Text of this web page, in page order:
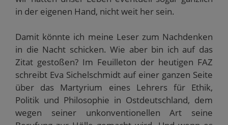
in der eigenen Hand, nicht weit her sein.
Damit könnte ich meine Leser zum Nachdenken
in die Nacht schicken. Wie aber bin ich auf das
Zitat gestoßen? Im Feuilleton der heutigen FAZ
schreibt Eva Sichelschmidt auf einer ganzen Seite
über das Martyrium eines Lehrers für Ethik,
Politik und Philosophie in Ostdeutschland, dem
wegen seiner unkonventionellen Art seine